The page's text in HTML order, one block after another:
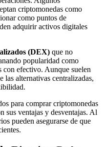
criptomonedas como
como puntos de
adquirir activos digitales
(DEX) que no
popularidad como
con efectivo. Aunque suelen
las alternativas centralizadas,
para comprar criptomonedas
sus ventajas y desventajas. Al
pueden asegurarse de que